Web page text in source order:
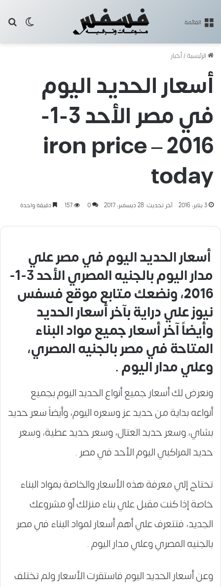
القائمة
الرئيسية/أخبار
أسعار الحديد اليوم
في مصر الأحد 3-1-
2016 – iron price
today
3 يناير، 2016 آخر تحديث: 28 ديسمبر، 2017 0
157 دقيقة واحدة
أسعار الحديد اليوم في مصر علي
مدار اليوم بالجنيه المصري الأحد 3-1-
2016، ونضعك متابع موقع فسفس
نيوز علي دراية بآخر أسعار الحديد
وأيضاً آخر أسعار جميع مواد البناء
المتاحة في مصر بالجنيه المصري،
وعلي مدار اليوم .
ونعرض لك أسعار جميع أنواع الحديد اليوم بجميع
أنواعه بداية من حديد عز وسعره اليوم، وأيضاً سعر حديد
بشاي، وسعر حديد العتال، وسعر حديد عطية، وسعر
حديد المراكبي اليوم الأحد في مصر .
تحتاج إلي معرفة هذه الأسعار والخاصة بمواد البناء
خاصة إذا كنت مقبل علي بناء منزلك أو مشروعك
الجديد، فتتعرف علي أهم أسعار لمواد البناء في مصر
بالجنيه المصري وعلي مدار اليوم .
وعن أسعار الحديد اليوم فاستقرت الأسعار ولم تختلف